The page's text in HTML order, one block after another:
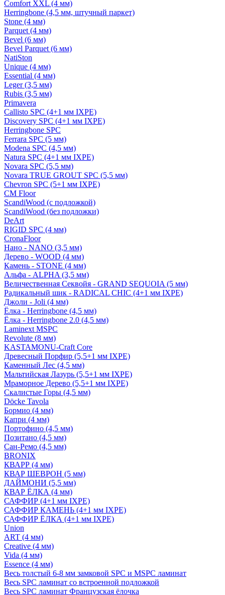
Comfort XXL (4 мм)
Herringbone (4,5 мм, штучный паркет)
Stone (4 мм)
Parquet (4 мм)
Bevel (6 мм)
Bevel Parquet (6 мм)
NatiSton
Unique (4 мм)
Essential (4 мм)
Leger (3,5 мм)
Rubis (3,5 мм)
Primavera
Callisto SPC (4+1 мм IXPE)
Discovery SPC (4+1 мм IXPE)
Herringbone SPC
Ferrara SPC (5 мм)
Modena SPC (4,5 мм)
Natura SPC (4+1 мм IXPE)
Novara SPC (5,5 мм)
Novara TRUE GROUT SPC (5,5 мм)
Chevron SPC (5+1 мм IXPE)
CM Floor
ScandiWood (с подложкой)
ScandiWood (без подложки)
DeArt
RIGID SPC (4 мм)
CronaFloor
Нано - NANO (3,5 мм)
Дерево - WOOD (4 мм)
Камень - STONE (4 мм)
Альфа - ALPHA (3,5 мм)
Величественная Секвойя - GRAND SEQUOIA (5 мм)
Радикальный шик - RADICAL CHIC (4+1 мм IXPE)
Джоли - Joli (4 мм)
Ёлка - Herringbone (4,5 мм)
Ёлка - Herringbone 2.0 (4,5 мм)
Laminext MSPC
Revolute (8 мм)
KASTAMONU-Craft Core
Древесный Порфир (5,5+1 мм IXPE)
Каменный Лес (4,5 мм)
Мальтийская Лазурь (5,5+1 мм IXPE)
Мраморное Дерево (5,5+1 мм IXPE)
Скалистые Горы (4,5 мм)
Döcke Tavola
Бормио (4 мм)
Капри (4 мм)
Портофино (4,5 мм)
Позитано (4,5 мм)
Сан-Ремо (4,5 мм)
BRONIX
КВАРР (4 мм)
КВАР ШЕВРОН (5 мм)
ДАЙМОНИ (5,5 мм)
КВАР ЁЛКА (4 мм)
САФФИР (4+1 мм IXPE)
САФФИР КАМЕНЬ (4+1 мм IXPE)
САФФИР ЁЛКА (4+1 мм IXPE)
Union
ART (4 мм)
Creative (4 мм)
Vida (4 мм)
Essence (4 мм)
Весь толстый 6-8 мм замковой SPC и MSPC ламинат
Весь SPC ламинат со встроенной подложкой
Весь SPC ламинат Французская ёлочка